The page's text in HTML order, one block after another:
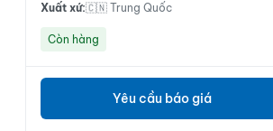
Xuất xứ:🇨🇳 Trung Quốc
Còn hàng
Yêu cầu báo giá